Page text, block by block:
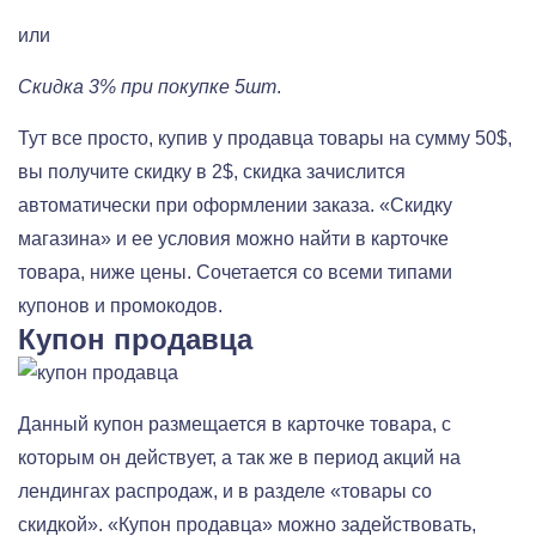
или
Скидка 3% при покупке 5шт.
Тут все просто, купив у продавца товары на сумму 50$,
вы получите скидку в 2$, скидка зачислится
автоматически при оформлении заказа. «Скидку
магазина» и ее условия можно найти в карточке
товара, ниже цены. Сочетается со всеми типами
купонов и промокодов.
Купон продавца
Данный купон размещается в карточке товара, с
которым он действует, а так же в период акций на
лендингах распродаж, и в разделе «товары со
скидкой». «Купон продавца» можно задействовать,